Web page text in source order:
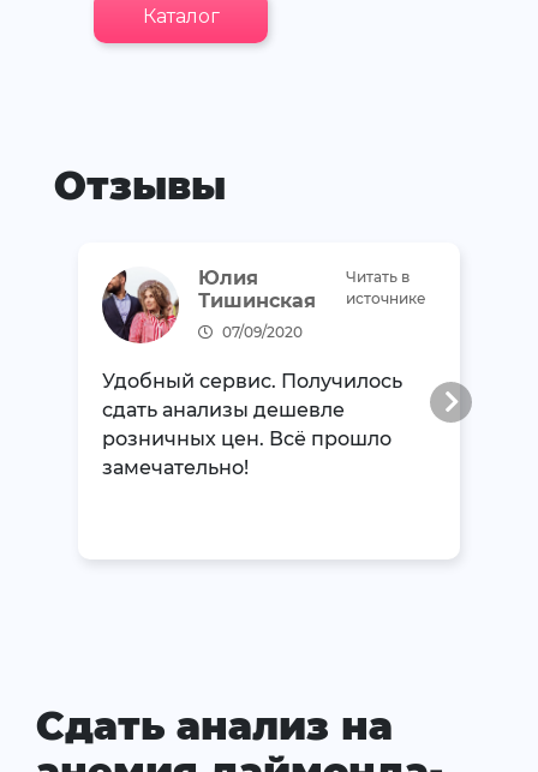
Каталог
Отзывы
Юлия
Тишинская
07/09/2020
Читать в
источнике
Удобный сервис. Получилось
сдать анализы дешевле
розничных цен. Всё прошло
замечательно!
Сдать анализ на